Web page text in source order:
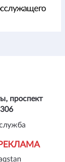
РЕКЛАМА
проспект